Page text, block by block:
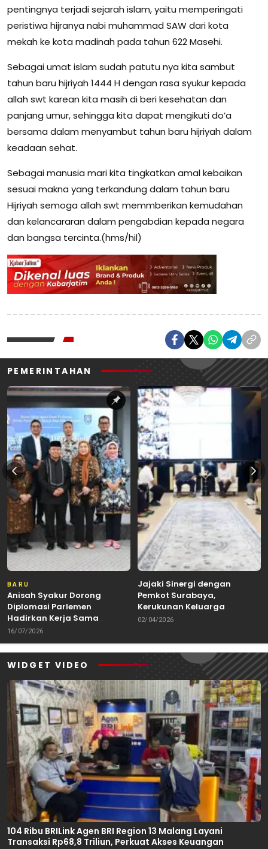
pentingnya terjadi sejarah islam, yaitu memperingati
peristiwa hijranya nabi muhammad SAW dari kota
mekah ke kota madinah pada tahun 622 Masehi.
Sebagai umat islam sudah patutu nya kita sambut
tahun baru hijriyah 1444 H dengan rasa syukur kepada
allah swt karean kita masih di beri kesehatan dan
panjang umur, sehingga kita dapat mengikuti do’a
bersama dalam menyambut tahun baru hijriyah dalam
keadaan sehat.
Sebagai manusia mari kita tingkatkan amal kebaikan
sesuai makna yang terkandung dalam tahun baru
Hijriyah semoga allah swt memmberikan kemudahan
dan kelancararan dalam pengabdian kepada negara
dan bangsa tercinta.(hms/hil)
PEMERINTAHAN
BARU
Anisah Syakur Dorong
Diplomasi Parlemen
Hadirkan Kerja Sama
Internasional yang
16/07/2026
Jajaki Sinergi dengan
Pemkot Surabaya,
Kerukunan Keluarga
Kalimantan Dorong
02/04/2026
WIDGET VIDEO
104 Ribu BRILink Agen BRI Region 13 Malang Layani
Transaksi Rp68,8 Triliun, Perkuat Akses Keuangan